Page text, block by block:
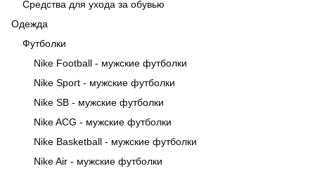
Средства для ухода за обувью
Одежда
Футболки
Nike Football - мужские футболки
Nike Sport - мужские футболки
Nike SB - мужские футболки
Nike ACG - мужские футболки
Nike Basketball - мужские футболки
Nike Air - мужские футболки